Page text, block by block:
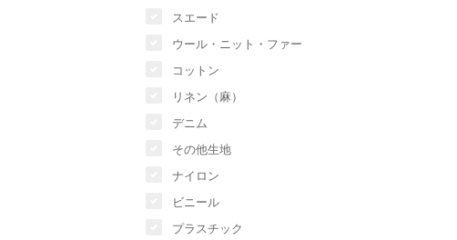
スエード
ウール・ニット・ファー
コットン
リネン（麻）
デニム
その他生地
ナイロン
ビニール
プラスチック